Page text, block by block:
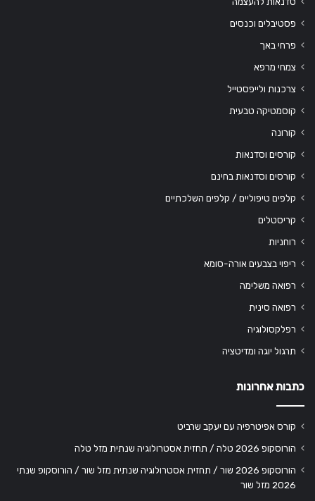
פסטיבלים וכנסים
פרחי באך
צמחי מרפא
צרכנות ולייפסטייל
קוסמטיקה טבעית
קורונה
קורסים וסדנאות
קורסים וסדנאות בחינם
קלפים טיפוליים / קלפים השלכתיים
קריסטלים
רוחניות
ריפוי בצבעים אורה-סומא
רפואה משלימה
רפואה סינית
רפלקסולוגיה
תרגול יוגה ומדיטציה
כתבות אחרונות
קורס אפיטרפיה עם יעקב שרביט
הורוסקופ 2026 טלה / תחזית אסטרולוגיה שנתית מזל טלה
הורוסקופ 2026 שור / תחזית אסטרולוגיה שנתית מזל שור / הורוסקופ שנתי
2026 מזל שור